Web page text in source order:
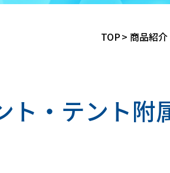
TOP> 商品紹介
ト・テント附